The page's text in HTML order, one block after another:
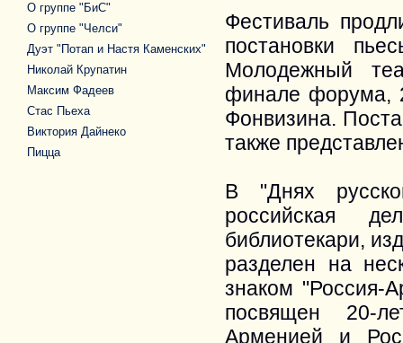
Фестиваль
постановки
Молодежный
финале форума,
Фонвизина.
также
В "Днях
российская
библиотекари,
разделен на
знаком "Россия-
посвящен 20-
Арменией и
О группе "БиС"
О группе "Челси"
Дуэт "Потап и Настя Каменских"
Николай Крупатин
Максим Фадеев
Стас Пьеха
Виктория Дайнеко
Пицца